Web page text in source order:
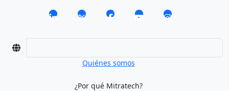
Quiénes somos
¿Por qué Mitratech?